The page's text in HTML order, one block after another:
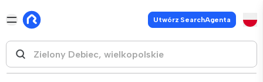
Utwórz SearchAgenta